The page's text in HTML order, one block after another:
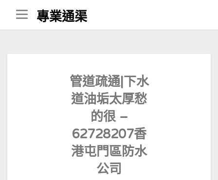
Skip
to
專業通渠
管道疏通|下水
道油垢太厚愁
的很 –
62728207香
港屯門區防水
公司